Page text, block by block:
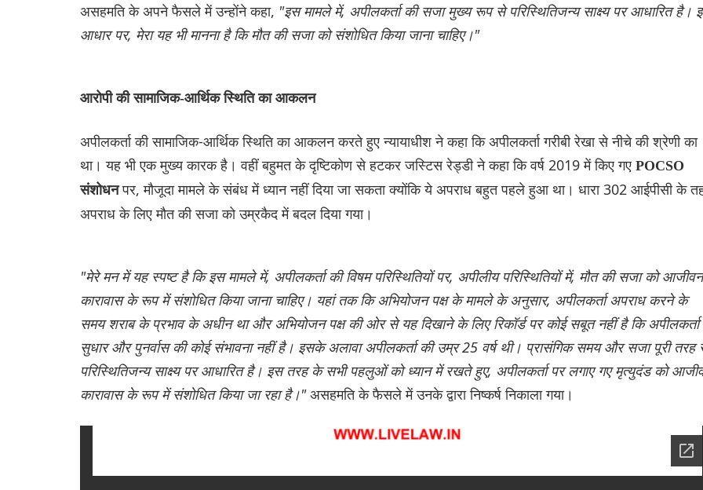
असहमति के अपने फैसले में उन्होंने कहा, "इस मामले में, अपीलकर्ता की सजा मुख्य रूप से परिस्थितिजन्य साक्ष्य पर आधारित है।
आधार पर, मेरा यह भी मानना ​​है कि मौत की सजा को संशोधित किया जाना चाहिए।"
आरोपी की सामाजिक-आर्थिक स्थिति का आकलन
अपीलकर्ता की सामाजिक-आर्थिक स्थिति का आकलन करते हुए न्यायाधीश ने कहा कि अपीलकर्ता गरीबी रेखा से नीचे की श्रेणी का
था। यह भी एक मुख्य कारक है। वहीं बहुमत के दृष्टिकोण से हटकर जस्टिस रेड्डी ने कहा कि वर्ष 2019 में किए गए POCSO
संशोधनपर, मौजूदा मामले के संबंध में ध्यान नहीं दिया जा सकता क्योंकि ये अपराध बहुत पहले हुआ था। धारा 302 आईपीसी के
अपराध के लिए मौत की सजा को उम्रकैद में बदल दिया गया।
"मेरे मन में यह स्पष्ट है कि इस मामले में, अपीलकर्ता की विषम परिस्थितियों पर, अपीलीय परिस्थितियों में, मौत की सजा को आजीवन
कारावास के रूप में संशोधित किया जाना चाहिए। यहां तक ​​कि अभियोजन पक्ष के मामले के अनुसार, अपीलकर्ता अपराध करने के
समय शराब के प्रभाव के अधीन था और अभियोजन पक्ष की ओर से यह दिखाने के लिए रिकॉर्ड पर कोई सबूत नहीं है कि
सुधार और पुनर्वास की कोई संभावना नहीं है। इसके अलावा अपीलकर्ता की उम्र 25 वर्ष थी। प्रासंगिक समय और सजा पूरी तरह
परिस्थितिजन्य साक्ष्य पर आधारित है। इस तरह के सभी पहलुओं को ध्यान में रखते हुए, अपीलकर्ता पर लगाए गए मृत्युदंड को
कारावास के रूप में संशोधित किया जा रहा है।"असहमति के फैसले में उनके द्वारा निष्कर्ष निकाला गया।